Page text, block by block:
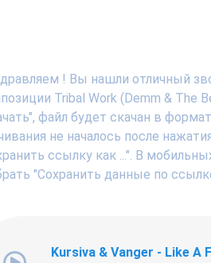
! Вы нашли отличный
Tribal Work (Demm &
файл будет скачан в
не началось после
ссылку как ...". В
"Сохранить данные по
Kursiva & Vanger - Like A